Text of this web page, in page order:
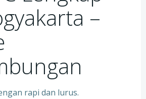
–
rapi dan lurus.